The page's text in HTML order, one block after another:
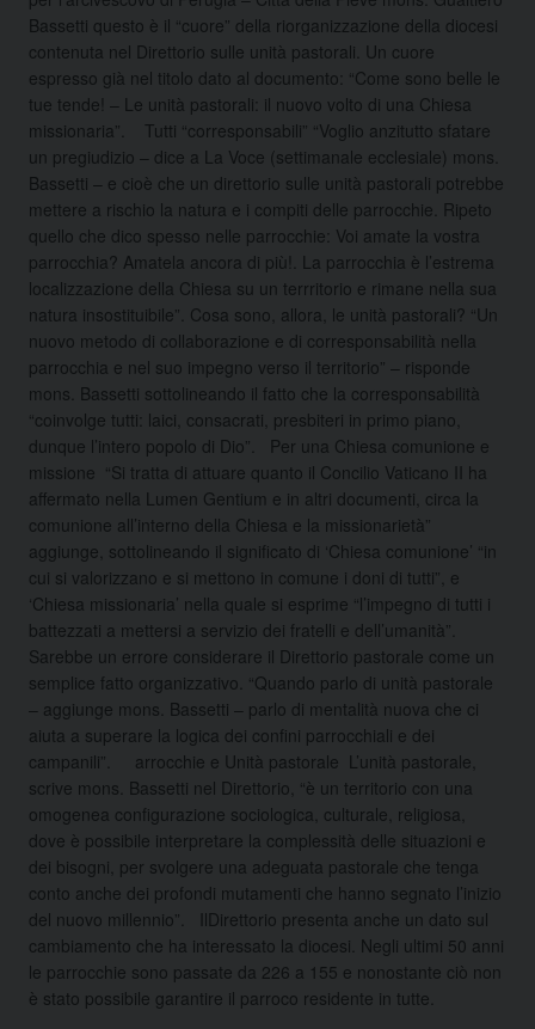
Bassetti questo è il “cuore” della riorganizzazione della diocesi
contenuta nel Direttorio sulle unità pastorali. Un cuore
espresso già nel titolo dato al documento: “Come sono belle le
tue tende! – Le unità pastorali: il nuovo volto di una Chiesa
missionaria”. Tutti “corresponsabili” “Voglio anzitutto sfatare
un pregiudizio – dice a La Voce (settimanale ecclesiale) mons.
Bassetti – e cioè che un direttorio sulle unità pastorali potrebbe
mettere a rischio la natura e i compiti delle parrocchie. Ripeto
quello che dico spesso nelle parrocchie: Voi amate la vostra
parrocchia? Amatela ancora di più!. La parrocchia è l’estrema
localizzazione della Chiesa su un terrritorio e rimane nella sua
natura insostituibile”. Cosa sono, allora, le unità pastorali? “Un
nuovo metodo di collaborazione e di corresponsabilità nella
parrocchia e nel suo impegno verso il territorio” – risponde
mons. Bassetti sottolineando il fatto che la corresponsabilità
“coinvolge tutti: laici, consacrati, presbiteri in primo piano,
dunque l’intero popolo di Dio”. Per una Chiesa comunione e
missione “Si tratta di attuare quanto il Concilio Vaticano II ha
affermato nella Lumen Gentium e in altri documenti, circa la
comunione all’interno della Chiesa e la missionarietà”
aggiunge, sottolineando il significato di ‘Chiesa comunione’ “in
cui si valorizzano e si mettono in comune i doni di tutti”, e
‘Chiesa missionaria’ nella quale si esprime “l’impegno di tutti i
battezzati a mettersi a servizio dei fratelli e dell’umanità”.
Sarebbe un errore considerare il Direttorio pastorale come un
semplice fatto organizzativo. “Quando parlo di unità pastorale
– aggiunge mons. Bassetti – parlo di mentalità nuova che ci
aiuta a superare la logica dei confini parrocchiali e dei
campanili”. arrocchie e Unità pastorale L’unità pastorale,
scrive mons. Bassetti nel Direttorio, “è un territorio con una
omogenea configurazione sociologica, culturale, religiosa,
dove è possibile interpretare la complessità delle situazioni e
dei bisogni, per svolgere una adeguata pastorale che tenga
conto anche dei profondi mutamenti che hanno segnato l’inizio
del nuovo millennio”. IlDirettorio presenta anche un dato sul
cambiamento che ha interessato la diocesi. Negli ultimi 50 anni
le parrocchie sono passate da 226 a 155 e nonostante ciò non
è stato possibile garantire il parroco residente in tutte.